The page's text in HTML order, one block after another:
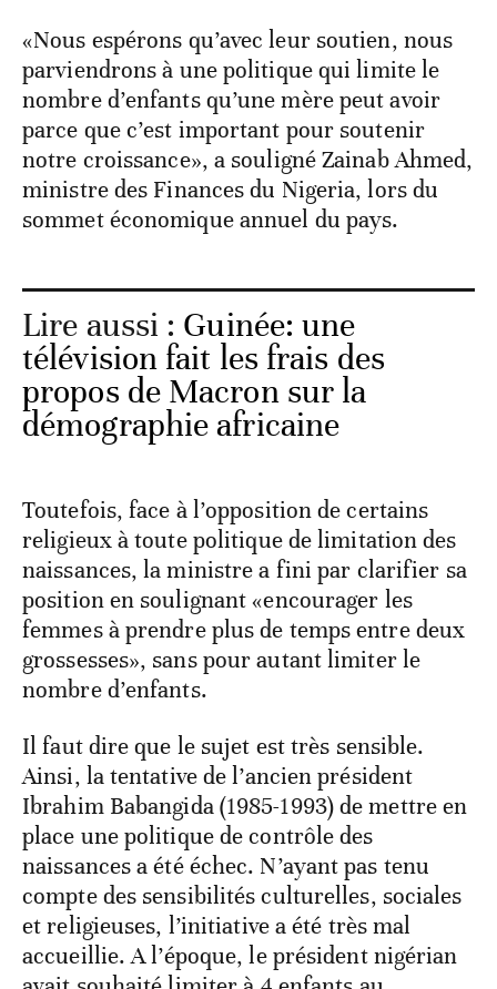
«Nous espérons qu’avec leur soutien, nous
parviendrons à une politique qui limite le
nombre d’enfants qu’une mère peut avoir
parce que c’est important pour soutenir
notre croissance», a souligné Zainab Ahmed,
ministre des Finances du Nigeria, lors du
sommet économique annuel du pays.
Lire aussi : Guinée: une
télévision fait les frais des
propos de Macron sur la
démographie africaine
Toutefois, face à l’opposition de certains
religieux à toute politique de limitation des
naissances, la ministre a fini par clarifier sa
position en soulignant «encourager les
femmes à prendre plus de temps entre deux
grossesses», sans pour autant limiter le
nombre d’enfants.
Il faut dire que le sujet est très sensible.
Ainsi, la tentative de l’ancien président
Ibrahim Babangida (1985-1993) de mettre en
place une politique de contrôle des
naissances a été échec. N’ayant pas tenu
compte des sensibilités culturelles, sociales
et religieuses, l’initiative a été très mal
accueillie. A l’époque, le président nigérian